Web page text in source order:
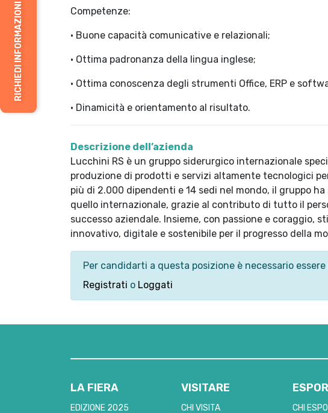
RICHIEDI INFORMAZIONI Competenze:
• Buone capacità comunicative e relazionali;
• Ottima padronanza della lingua inglese;
• Ottima conoscenza degli strumenti Office, ERP e
• Dinamicità e orientamento al risultato.
Descrizione dell’azienda
Lucchini RS è un gruppo siderurgico internazionale
produzione di prodotti e servizi altamente tecnologici
più di 2.000 dipendenti e 14 sedi nel mondo, il gruppo
quello internazionale, grazie al contributo di tutto il
successo aziendale. Insieme, con passione e coraggio,
innovativo, digitale e sostenibile per il progresso della
Per candidarti a questa posizione è necessario
Registrati o Loggati
LA FIERA
EDIZIONE 2025
VISITARE
CHI VISITA CHI